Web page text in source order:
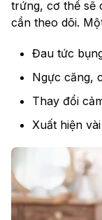
trứng, cơ thể sẽ
cần theo dõi.
Đau tức
Ngực căng,
Thay đổi
Xuất hiện